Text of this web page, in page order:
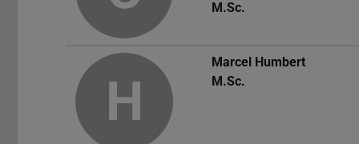
M.Sc.
H
Marcel Humbert
M.Sc.